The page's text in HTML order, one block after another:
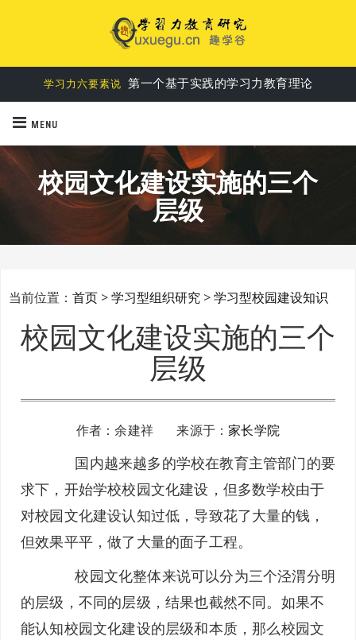
学习力六要素说 第一个基于实践的学习力教育理论
MENU
校园文化建设实施的三个
层级
当前位置： 首页 >学习型组织研究 >学习型校园建设知识
校园文化建设实施的三个
层级
作者：余建祥 来源于：家长学院
国内越来越多的学校在教育主管部门的要
求下，开始学校校园文化建设，但多数学校由于
对校园文化建设认知过低，导致花了大量的钱，
但效果平平，做了大量的面子工程。
校园文化整体来说可以分为三个泾渭分明
的层级，不同的层级，结果也截然不同。如果不
能认知校园文化建设的层级和本质，那么校园文